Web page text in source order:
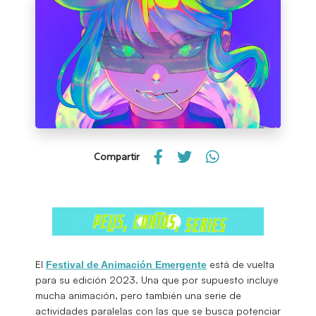
Compartir
El Festival de Animación Emergente está de vuelta
para su edición 2023. Una que por supuesto incluye
mucha animación, pero también una serie de
actividades paralelas con las que se busca potenciar